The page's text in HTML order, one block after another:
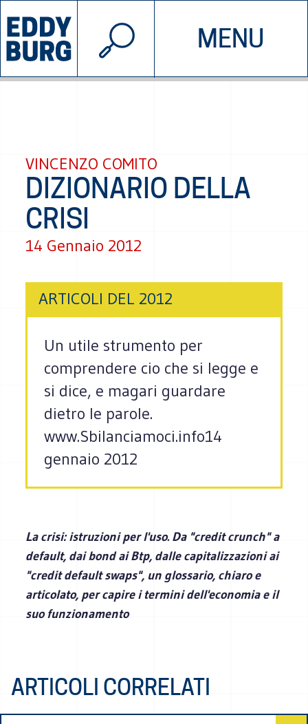
MENU
INIZIATIVE CHI SIAMO
© 2026 EDDYBURG
VINCENZO COMITO
DIZIONARIO DELLA
CRISI
14 Gennaio 2012
ARTICOLI DEL 2012
Un utile strumento per
comprendere cio che si legge e
si dice, e magari guardare
dietro le parole.
www.Sbilanciamoci.info14
gennaio 2012
La crisi: istruzioni per l'uso. Da "credit crunch" a
default, dai bond ai Btp, dalle capitalizzazioni ai
"credit default swaps", un glossario, chiaro e
articolato, per capire i termini dell'economia e il
suo funzionamento
ARTICOLI CORRELATI